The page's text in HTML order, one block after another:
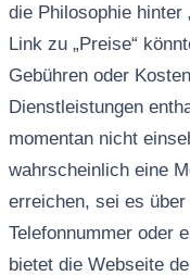
die Philosophie hinter
Link zu „Preise“
Gebühren oder
Dienstleistungen
momentan nicht
wahrscheinlich eine
erreichen, sei es
Telefonnummer oder
bietet die Webseite